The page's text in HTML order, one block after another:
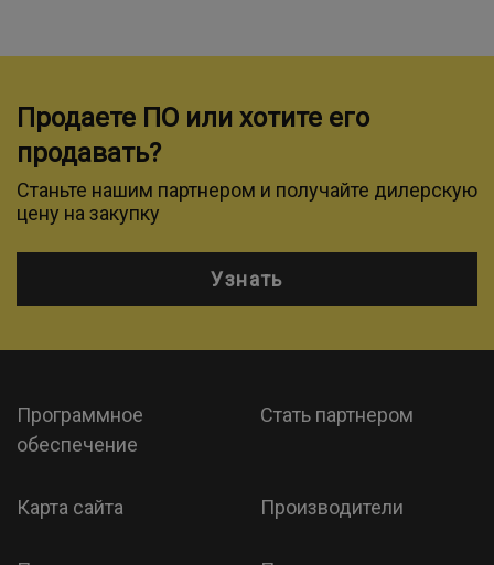
Продаете ПО или хотите его
продавать?
Станьте нашим партнером и получайте дилерскую
цену на закупку
Узнать
Программное
обеспечение
Стать партнером
Карта сайта Производители